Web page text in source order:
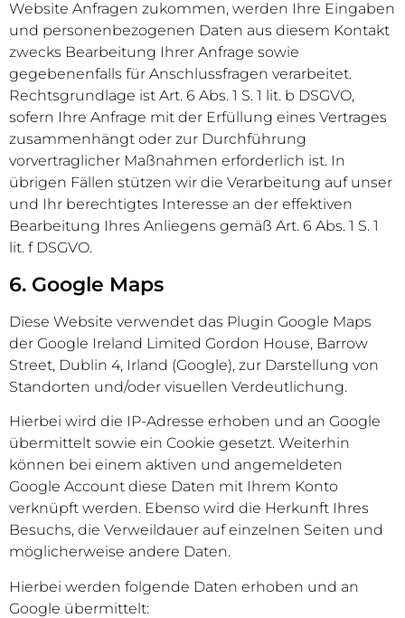
Website Anfragen zukommen, werden Ihre Eingaben
und personenbezogenen Daten aus diesem Kontakt
zwecks Bearbeitung Ihrer Anfrage sowie
gegebenenfalls für Anschlussfragen verarbeitet.
Rechtsgrundlage ist Art. 6 Abs. 1 S. 1 lit. b DSGVO,
sofern Ihre Anfrage mit der Erfüllung eines Vertrages
zusammenhängt oder zur Durchführung
vorvertraglicher Maßnahmen erforderlich ist. In
übrigen Fällen stützen wir die Verarbeitung auf unser
und Ihr berechtigtes Interesse an der effektiven
Bearbeitung Ihres Anliegens gemäß Art. 6 Abs. 1 S. 1
lit. f DSGVO.
6. Google Maps
Diese Website verwendet das Plugin Google Maps
der Google Ireland Limited Gordon House, Barrow
Street, Dublin 4, Irland (Google), zur Darstellung von
Standorten und/oder visuellen Verdeutlichung.
Hierbei wird die IP-Adresse erhoben und an Google
übermittelt sowie ein Cookie gesetzt. Weiterhin
können bei einem aktiven und angemeldeten
Google Account diese Daten mit Ihrem Konto
verknüpft werden. Ebenso wird die Herkunft Ihres
Besuchs, die Verweildauer auf einzelnen Seiten und
möglicherweise andere Daten.
Hierbei werden folgende Daten erhoben und an
Google übermittelt: